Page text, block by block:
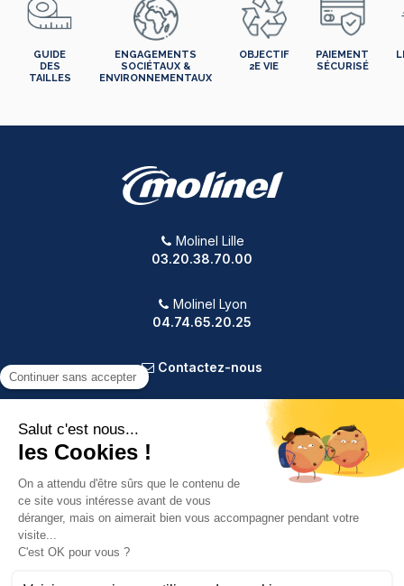
GUIDE
DES
TAILLES
ENGAGEMENTS
SOCIÉTAUX &
ENVIRONNEMENTAUX
OBJECTIF
2E VIE
PAIEMENT
SÉCURISÉ
Molinel Lille
03.20.38.70.00
Molinel Lyon
04.74.65.20.25
Contactez-nous
PRODUITS
VOTRE COMPTE
INFORMATIONS